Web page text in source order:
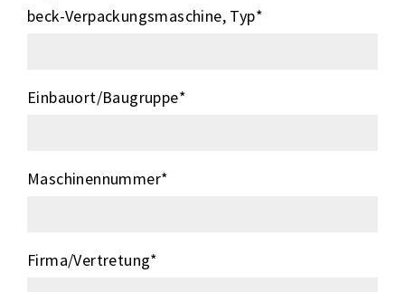
beck-Verpackungsmaschine, Typ*
Einbauort/Baugruppe*
Maschinennummer*
Firma/Vertretung*